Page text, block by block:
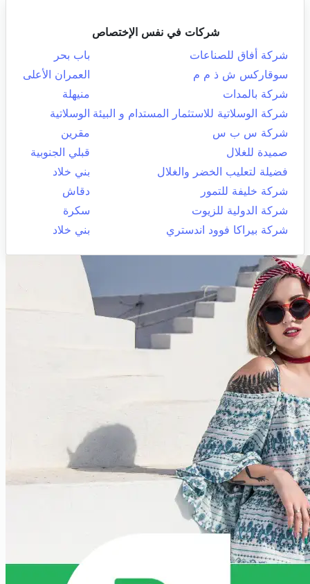
شركات في نفس الإختصاص
شركة أفاق للصناعات
باب بحر
سوقاركس ش ذ م م
العمران الأعلى
شركة بالمدات
منيهلة
شركة الوسلاتية للاستثمار المستدام و البيئة الوسلاتية
شركة س ب س
مقرين
صميدة للغلال
قبلي الجنوبية
فضيلة لتعليب الخضر والغلال
بني خلاد
شركة خليفة للتمور
دقاش
شركة الدولية للزيوت
سكرة
شركة بيراكا فوود اندستري
بني خلاد